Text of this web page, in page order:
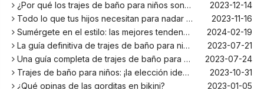
¿Por qué los trajes de baño para niños son más cómodos con elastano?
2023-12-14
Todo lo que tus hijos necesitan para nadar este verano
2023-11-16
Sumérgete en el estilo: las mejores tendencias en trajes de baño para niños de la temporada
2024-02-19
La guía definitiva de trajes de baño para niños: comodidad, diseño y seguridad
2023-07-21
Una guía completa de trajes de baño para niños: comodidad, estilo y seguridad para divertirse bajo el sol
2023-07-24
Trajes de baño para niños: ¡la elección ideal para tus hijos!
2023-10-31
¿Qué opinas de las gorditas en bikini?
2023-01-05